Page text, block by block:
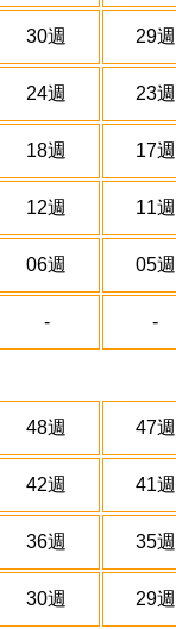
30週 29週
24週 23週
18週 17週
12週 11週
06週 05週
- -
48週 47週
42週 41週
36週 35週
30週 29週